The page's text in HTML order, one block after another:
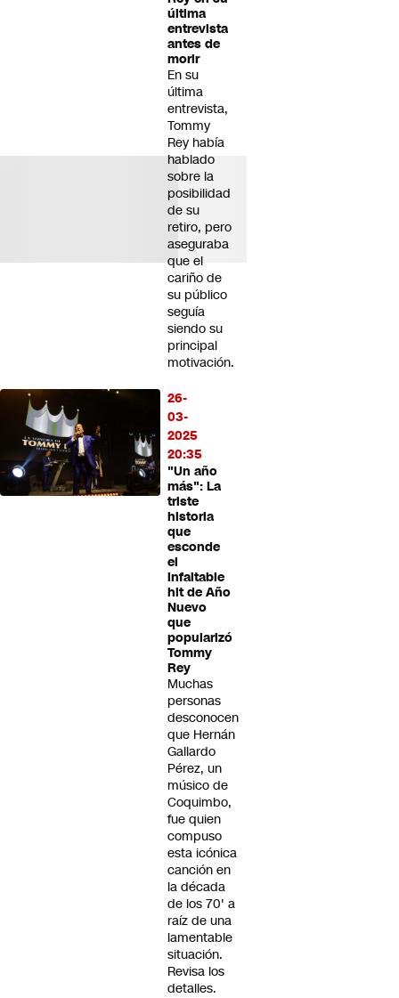
última
entrevista
antes de
morir
En su
última
entrevista,
Tommy
Rey había
hablado
sobre la
posibilidad
de su
retiro, pero
aseguraba
que el
cariño de
su público
seguía
siendo su
principal
motivación.
26-
03-
2025
20:35
"Un año
más": La
triste
historia
que
esconde
el
infaltable
hit de Año
Nuevo
que
popularizó
Tommy
Rey
Muchas
personas
desconocen
que Hernán
Gallardo
Pérez, un
músico de
Coquimbo,
fue quien
compuso
esta icónica
canción en
la década
de los 70' a
raíz de una
lamentable
situación.
Revisa los
detalles.